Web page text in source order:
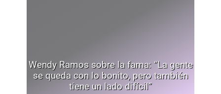
Wendy Ramos sobre la fama: “La gente
se queda con lo bonito, pero también
tiene un lado difícil”